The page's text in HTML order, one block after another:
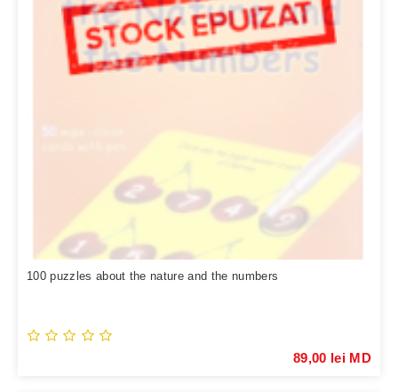
100 puzzles about the nature and the numbers
89,00 lei MD